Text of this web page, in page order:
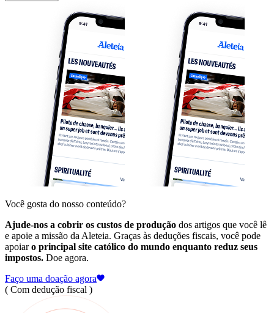
Você gosta do nosso conteúdo?
Ajude-nos a cobrir os custos de produção dos artigos que você lê
e apoie a missão da Aleteia. Graças às deduções fiscais, você pode
apoiaro principal site católico do mundo enquanto reduz seus
impostos. Doe agora.
Faço uma doação agora
( Com dedução fiscal )